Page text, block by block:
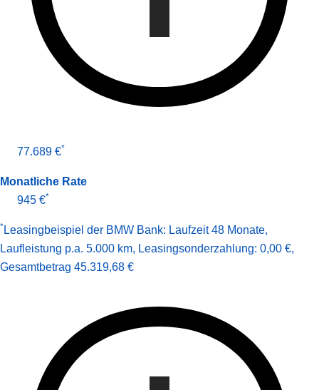
77.689 €*
Monatliche Rate
945 €*
* Leasingbeispiel der BMW Bank: Laufzeit 48 Monate,
Laufleistung p.a. 5.000 km, Leasingsonderzahlung: 0,00 €,
Gesamt­betrag 45.319,68 €